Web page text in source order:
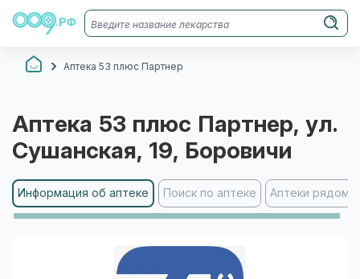
Аптека 53 плюс Партнер
Аптека 53 плюс Партнер, ул.
Сушанская, 19, Боровичи
Информация об аптеке Поиск по аптеке Аптеки рядом